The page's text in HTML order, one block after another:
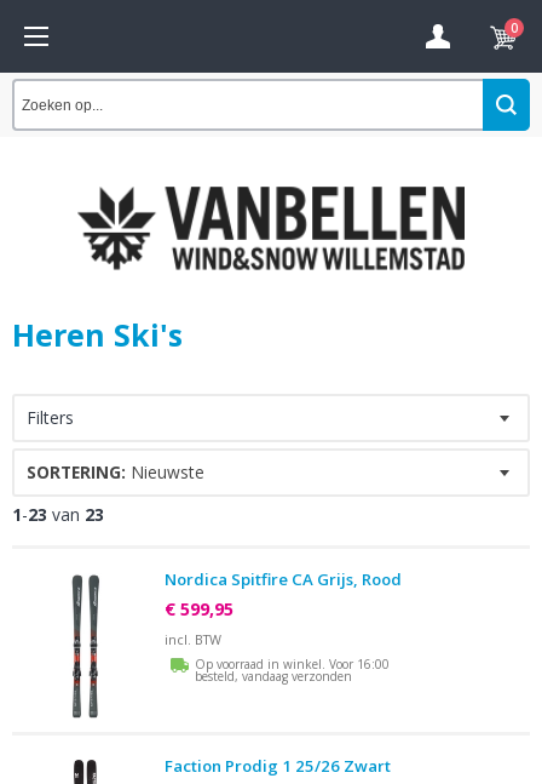
0
Heren Ski's
Filters
SORTERING: Nieuwste
1-23 van 23
Nordica Spitfire CA Grijs, Rood
€ 599,95
incl. BTW
Op voorraad in winkel. Voor 16:00
besteld, vandaag verzonden
Faction Prodig 1 25/26 Zwart